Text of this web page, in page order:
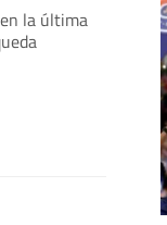
la última